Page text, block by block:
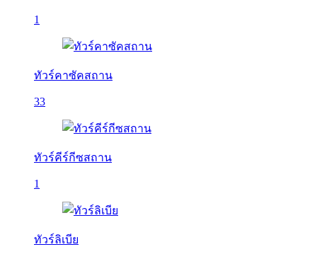
1
ทัวร์คาซัคสถาน
33
ทัวร์คีร์กีซสถาน
1
ทัวร์ลิเบีย